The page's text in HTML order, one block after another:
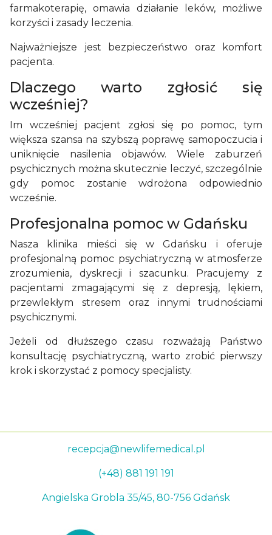
farmakoterapię, omawia działanie leków, możliwe
korzyści i zasady leczenia.
Najważniejsze jest bezpieczeństwo oraz komfort
pacjenta.
Dlaczego warto zgłosić się
wcześniej?
Im wcześniej pacjent zgłosi się po pomoc, tym
większa szansa na szybszą poprawę samopoczucia i
uniknięcie nasilenia objawów. Wiele zaburzeń
psychicznych można skutecznie leczyć, szczególnie
gdy pomoc zostanie wdrożona odpowiednio
wcześnie.
Profesjonalna pomoc w Gdańsku
Nasza klinika mieści się w Gdańsku i oferuje
profesjonalną pomoc psychiatryczną w atmosferze
zrozumienia, dyskrecji i szacunku. Pracujemy z
pacjentami zmagającymi się z depresją, lękiem,
przewlekłym stresem oraz innymi trudnościami
psychicznymi.
Jeżeli od dłuższego czasu rozważają Państwo
konsultację psychiatryczną, warto zrobić pierwszy
krok i skorzystać z pomocy specjalisty.
recepcja@newlifemedical.pl
(+48) 881 191 191
Angielska Grobla 35/45, 80-756 Gdańsk